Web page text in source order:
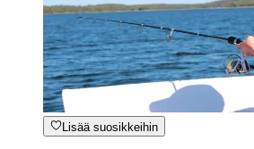
Lisää suosikkeihin